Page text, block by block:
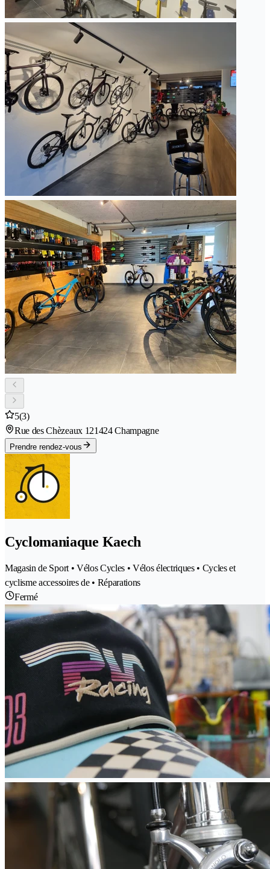
5(3)
Rue des Chèzeaux 121424 Champagne
Prendre rendez-vous
Cyclomaniaque Kaech
Magasin de Sport • Vélos Cycles • Vélos électriques • Cycles et
cyclisme accessoires de • Réparations
Fermé